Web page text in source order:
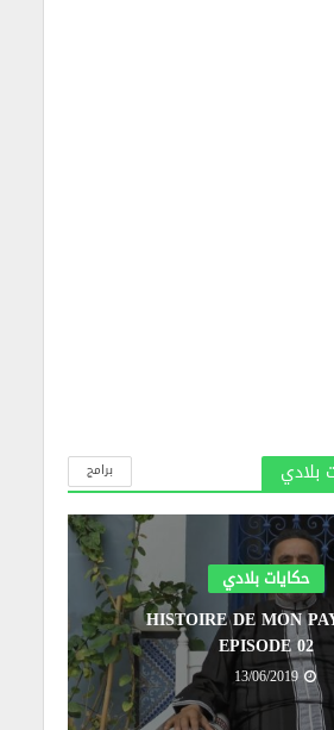
بلادي برامج
حكايات بلادي
HISTOIRE DE MON
EPISODE 02
13/06/2019